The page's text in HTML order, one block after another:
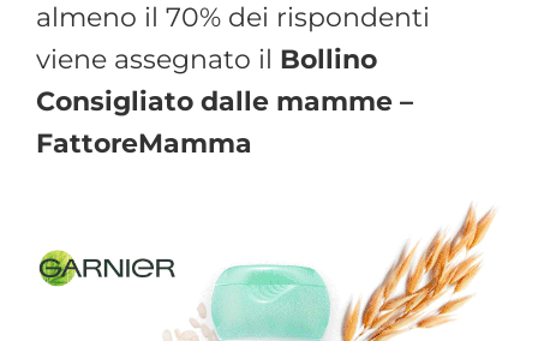
almeno il 70% dei rispondenti
viene assegnato il Bollino
Consigliato dalle mamme –
FattoreMamma